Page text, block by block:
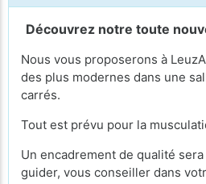
Découvrez notre toute
Nous vous proposerons à
des plus modernes dans une
carrés.
Tout est prévu pour la
Un encadrement de qualité
guider, vous conseiller dans